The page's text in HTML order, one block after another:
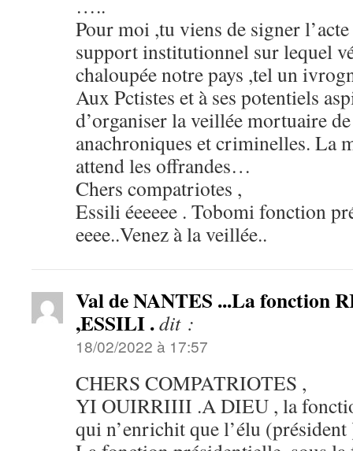
…..
Pour moi ,tu viens de signer
support institutionnel sur lequel
chaloupée notre pays ,tel un
Aux Pctistes et à ses potentiels
d’organiser la veillée mortuaire
anachroniques et criminelles. La
attend les offrandes…
Chers compatriotes ,
Essili éeeeee . Tobomi fonction
eeee..Venez à la veillée..
Val de NANTES ...La fonction
,ESSILI .dit :
18/02/2022 à 17:57
CHERS COMPATRIOTES ,
YI OUIRRIIII .A DIEU , la
qui n’enrichit que l’élu (président